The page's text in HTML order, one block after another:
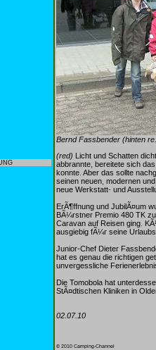
Bernd Fassbender (hinten
(red) Licht und Schatten
abbrannte, bereitete sich
konnte. Aber das sollte
seinen neuen, modernen
neue Werkstatt- und
ErÃ¶ffnung und JubilÃ¤um
BÃ¼rstner Premio 480 TK
Caravan auf Reisen ging.
ausgiebig fÃ¼r seine
Junior-Chef Dieter
hat es genau die richtigen
unvergessliche
Die Tomobola hat
StÃ¤dtischen Kliniken in
02.07.10
© 2010 Camping-Channel